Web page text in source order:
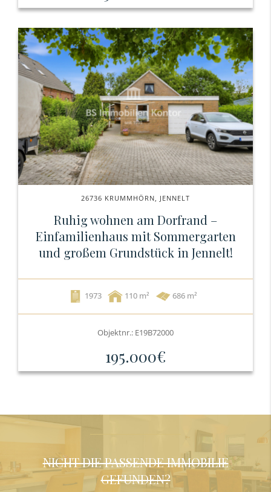
26736 KRUMMHÖRN, JENNELT
Ruhig wohnen am Dorfrand –
Einfamilienhaus mit Sommergarten
und großem Grundstück in Jennelt!
1973 110 686 m²
Objektnr.: E19B72000
195.000€
NICHT DIE PASSENDE IMMOBILIE
GEFUNDEN?